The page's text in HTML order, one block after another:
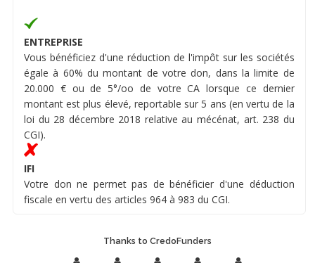
ENTREPRISE
Vous bénéficiez d'une réduction de l'impôt sur les sociétés
égale à 60% du montant de votre don, dans la limite de
20.000 € ou de 5°/oo de votre CA lorsque ce dernier
montant est plus élevé, reportable sur 5 ans (en vertu de la
loi du 28 décembre 2018 relative au mécénat, art. 238 du
CGI).
IFI
Votre don ne permet pas de bénéficier d'une déduction
fiscale en vertu des articles 964 à 983 du CGI.
Thanks to CredoFunders